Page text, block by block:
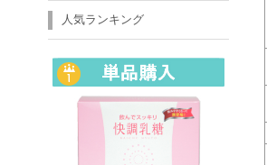
人気ランキング